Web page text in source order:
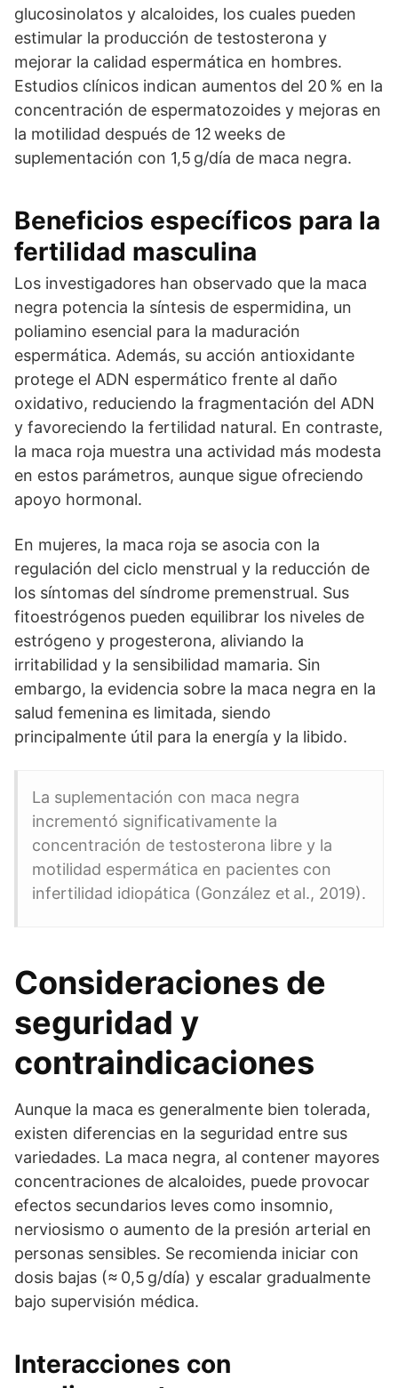
glucosinolatos y alcaloides, los cuales pueden
estimular la producción de testosterona y
mejorar la calidad espermática en hombres.
Estudios clínicos indican aumentos del 20 % en la
concentración de espermatozoides y mejoras en
la motilidad después de 12 weeks de
suplementación con 1,5 g/día de maca negra.
Beneficios específicos para la
fertilidad masculina
Los investigadores han observado que la maca
negra potencia la síntesis de espermidina, un
poliamino esencial para la maduración
espermática. Además, su acción antioxidante
protege el ADN espermático frente al daño
oxidativo, reduciendo la fragmentación del ADN
y favoreciendo la fertilidad natural. En contraste,
la maca roja muestra una actividad más modesta
en estos parámetros, aunque sigue ofreciendo
apoyo hormonal.
En mujeres, la maca roja se asocia con la
regulación del ciclo menstrual y la reducción de
los síntomas del síndrome premenstrual. Sus
fitoestrógenos pueden equilibrar los niveles de
estrógeno y progesterona, aliviando la
irritabilidad y la sensibilidad mamaria. Sin
embargo, la evidencia sobre la maca negra en la
salud femenina es limitada, siendo
principalmente útil para la energía y la libido.
La suplementación con maca negra
incrementó significativamente la
concentración de testosterona libre y la
motilidad espermática en pacientes con
infertilidad idiopática (González et al., 2019).
Consideraciones de
seguridad y
contraindicaciones
Aunque la maca es generalmente bien tolerada,
existen diferencias en la seguridad entre sus
variedades. La maca negra, al contener mayores
concentraciones de alcaloides, puede provocar
efectos secundarios leves como insomnio,
nerviosismo o aumento de la presión arterial en
personas sensibles. Se recomienda iniciar con
dosis bajas (≈ 0,5 g/día) y escalar gradualmente
bajo supervisión médica.
Interacciones con